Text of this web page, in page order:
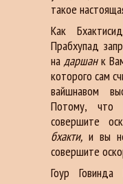
такое
Как
Прабхупад
на даршанк
которого сам
вайшнавом
Потому,
совершите
бхакти, и вы
совершите
Гоур